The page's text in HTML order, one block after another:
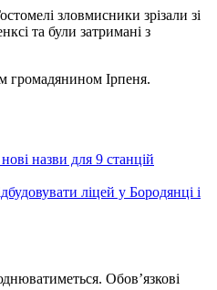
зловмисники зрізали зі
та були затримані з
громадянином Ірпеня.
назви для 9 станцій
ліцей у Бородянці і
Обов’язкові